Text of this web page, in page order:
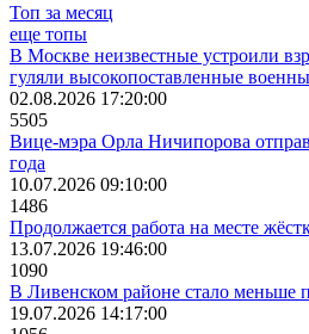
Топ за месяц
еще топы
В Москве неизвестные устроили
гуляли высокопоставленные
02.08.2026 17:20:00
5505
Вице-мэра Орла Ничипорова
года
10.07.2026 09:10:00
1486
Продолжается работа на месте
13.07.2026 19:46:00
1090
В Ливенском районе стало меньше
19.07.2026 14:17:00